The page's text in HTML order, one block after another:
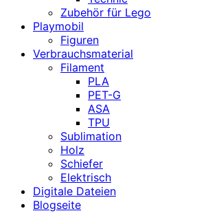
Zubehör für Lego
Playmobil
Figuren
Verbrauchsmaterial
Filament
PLA
PET-G
ASA
TPU
Sublimation
Holz
Schiefer
Elektrisch
Digitale Dateien
Blogseite